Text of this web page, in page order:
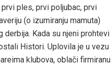
ples, prvi poljubac, prvi
(o izumiranju mamuta)
Kada su njeni prohtevi
Histori. Uplovila je u vezu
klubova, oblači firmiranu